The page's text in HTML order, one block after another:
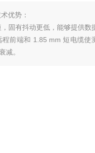
优势：
固有抖动更低，能够提供
前端和 1.85 mm 短电缆使
减。